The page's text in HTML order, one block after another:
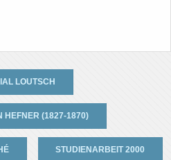
LOUTSCH
HEFNER (1827-1870)
STUDIENARBEIT 2000